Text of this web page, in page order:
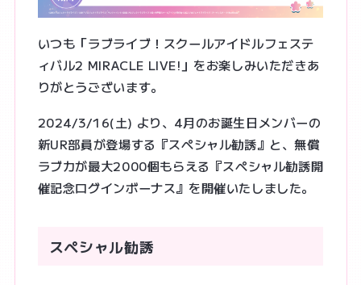
OFFICIAL X
@lovelive_SIF
EN
いつも「ラブライブ！スクールアイドルフェステ
ィバル2 MIRACLE LIVE!」をお楽しみいただきあ
りがとうございます。
2024/3/16(土) より、4月のお誕生日メンバーの
新UR部員が登場する『スペシャル勧誘』と、無償
ラブカが最大2000個もらえる『スペシャル勧誘開
催記念ログインボーナス』を開催いたしました。
スペシャル勧誘